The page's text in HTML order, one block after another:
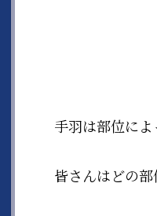
手羽は部位によ
皆さんはどの